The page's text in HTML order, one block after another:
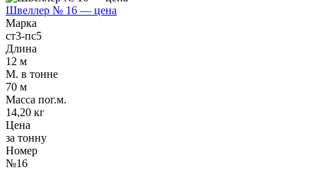
Швеллер № 16 — цена
Марка
ст3-пс5
Длина
12 м
М. в тонне
70 м
Масса пог.м.
14,20 кг
Цена
за тонну
Номер
№16